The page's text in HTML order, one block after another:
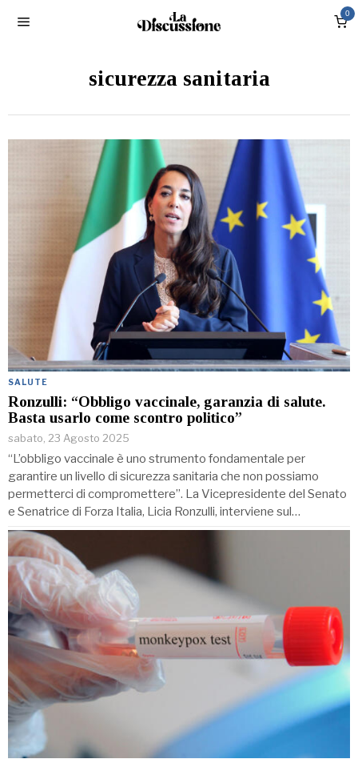
0
sicurezza sanitaria
SALUTE
Ronzulli: “Obbligo vaccinale, garanzia di salute.
Basta usarlo come scontro politico”
sabato, 23 Agosto 2025
“L’obbligo vaccinale è uno strumento fondamentale per
garantire un livello di sicurezza sanitaria che non possiamo
permetterci di compromettere”. La Vicepresidente del Senato
e Senatrice di Forza Italia, Licia Ronzulli, interviene sul…